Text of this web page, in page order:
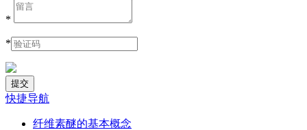
*
*
快捷导航
纤维素醚的基本概念